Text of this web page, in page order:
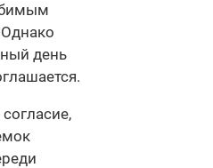
день